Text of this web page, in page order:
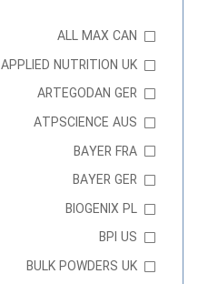
ALL MAX CAN
APPLIED NUTRITION UK
ARTEGODAN GER
ATPSCIENCE AUS
BAYER FRA
BAYER GER
BIOGENIX PL
BPI US
BULK POWDERS UK